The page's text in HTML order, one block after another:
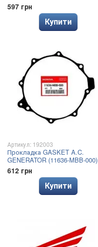
597 грн
Купити
Артикул: 192003
Прокладка GASKET A.C.
GENERATOR (11636-MBB-000)
612 грн
Купити